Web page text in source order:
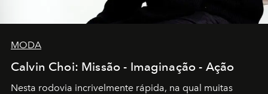
MODA
Calvin Choi: Missão - Imaginação - Ação
Nesta rodovia incrivelmente rápida, na qual muitas